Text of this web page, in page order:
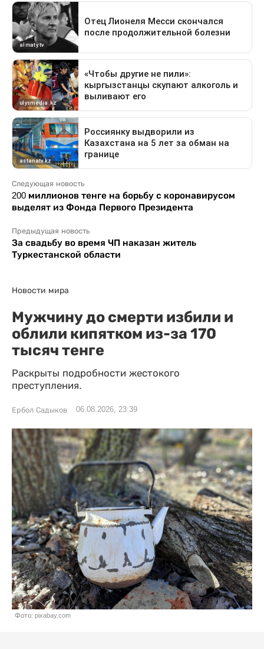
Следующая новость
200 миллионов тенге на борьбу с коронавирусом
выделят из Фонда Первого Президента
Предыдущая новость
За свадьбу во время ЧП наказан житель
Туркестанской области
Новости мира
Мужчину до смерти избили и
облили кипятком из-за 170
тысяч тенге
Раскрыты подробности жестокого
преступления.
Ербол Садыков 06.08.2026, 23:39
Фото: pixabay.com